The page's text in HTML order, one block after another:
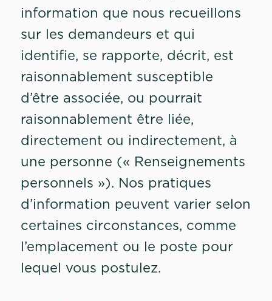
information que nous recueillons
sur les demandeurs et qui
identifie, se rapporte, décrit, est
raisonnablement susceptible
d’être associée, ou pourrait
raisonnablement être liée,
directement ou indirectement, à
une personne (« Renseignements
personnels »). Nos pratiques
d’information peuvent varier selon
certaines circonstances, comme
l’emplacement ou le poste pour
lequel vous postulez.